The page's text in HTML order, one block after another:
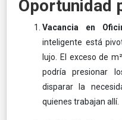
Oportunidad
Vacancia en
inteligente está
lujo. El exceso de
podría presionar
disparar la
quienes trabajan allí.